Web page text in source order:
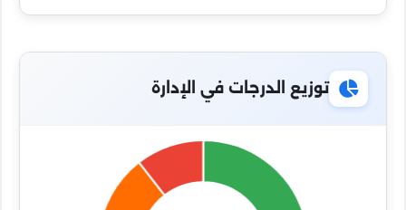
توزيع الدرجات في الإدارة